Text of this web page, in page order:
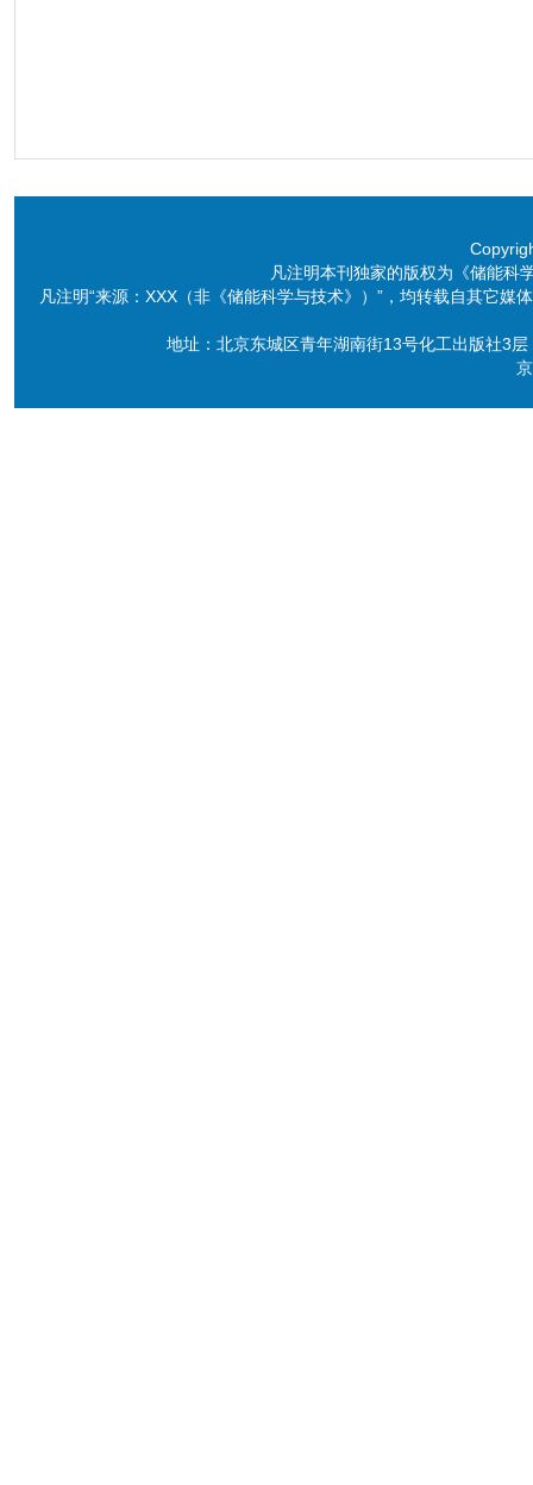
凡注明本刊独家的版权为《储能科
凡注明“来源：XXX（非《储能科学与技术》）”，均转载自其它
地址：北京东城区青年湖南街13号化工出版社